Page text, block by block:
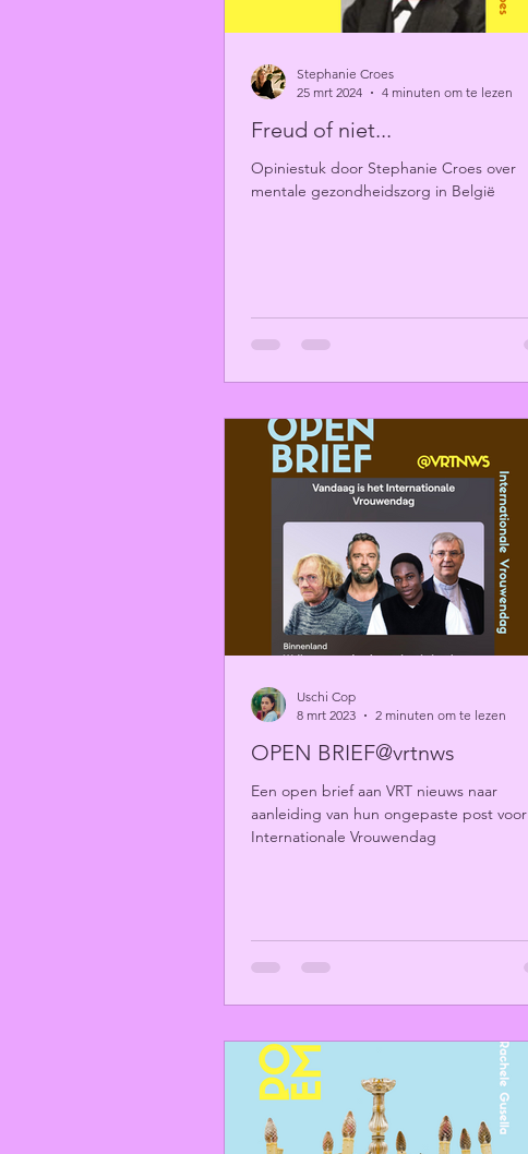
Freud of niet...
Opiniestuk door Stephanie Croes over
mentale gezondheidszorg in België
Stephanie Croes
25 mrt 2024
4 minuten om te lezen
OPEN BRIEF@vrtnws
Een open brief aan VRT nieuws naar
aanleiding van hun ongepaste post voor
Internationale Vrouwendag
Uschi Cop
8 mrt 2023
2 minuten om te lezen